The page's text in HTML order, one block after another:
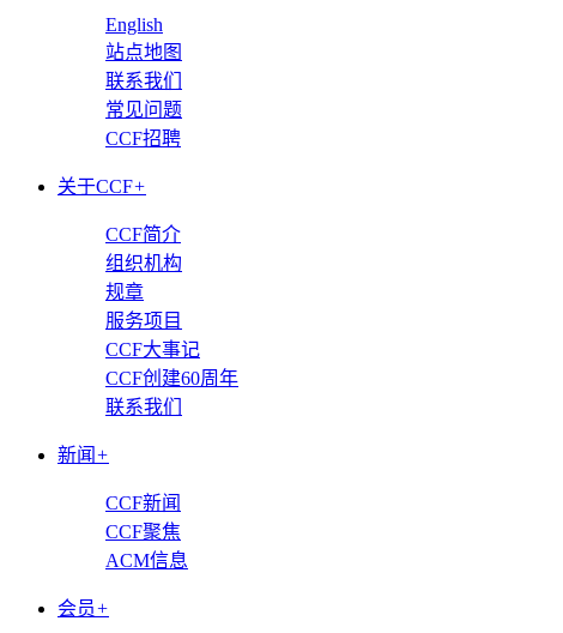
English
站点地图
联系我们
常见问题
CCF招聘
关于CCF+
CCF简介
组织机构
规章
服务项目
CCF大事记
CCF创建60周年
联系我们
新闻 +
CCF新闻
CCF聚焦
ACM信息
会员+